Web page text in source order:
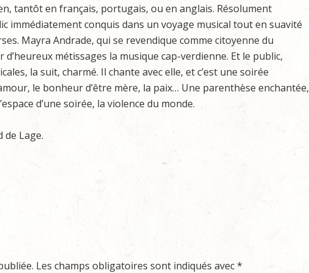
tantôt en français, portugais, ou en anglais. Résolument
immédiatement conquis dans un voyage musical tout en suavité
Mayra Andrade, qui se revendique comme citoyenne du
d’heureux métissages la musique cap-verdienne. Et le public,
la suit, charmé. Il chante avec elle, et c’est une soirée
le bonheur d’être mère, la paix… Une parenthèse enchantée,
d’une soirée, la violence du monde.
de Lage.
Les champs obligatoires sont indiqués avec*